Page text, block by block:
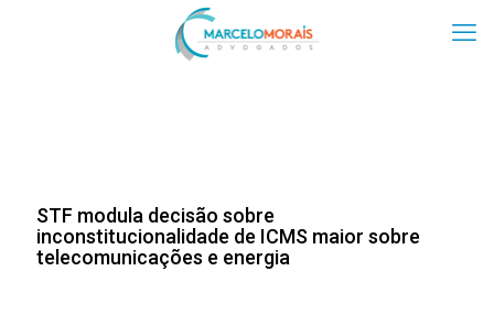
STF modula decisão sobre
inconstitucionalidade de ICMS maior sobre
telecomunicações e energia